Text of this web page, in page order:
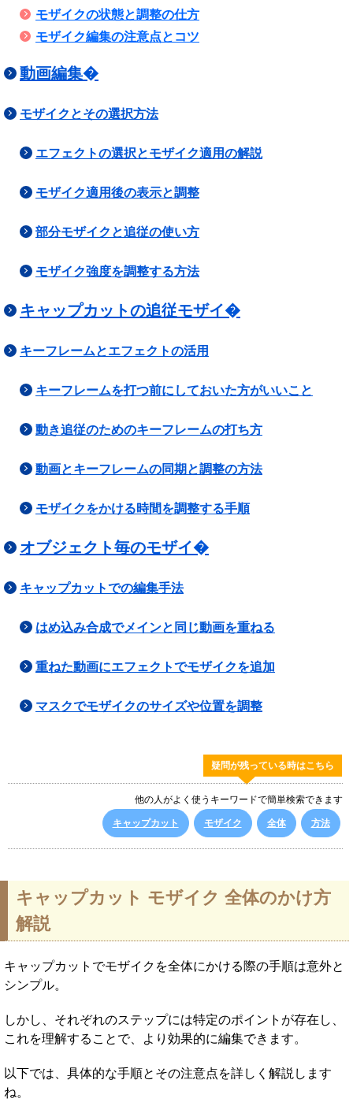
モザイクの状態と調整の仕方
モザイク編集の注意点とコツ
動画編集�
モザイクとその選択方法
エフェクトの選択とモザイク適用の解説
モザイク適用後の表示と調整
部分モザイクと追従の使い方
モザイク強度を調整する方法
キャップカットの追従モザイ�
キーフレームとエフェクトの活用
キーフレームを打つ前にしておいた方がいいこと
動き追従のためのキーフレームの打ち方
動画とキーフレームの同期と調整の方法
モザイクをかける時間を調整する手順
オブジェクト毎のモザイ�
キャップカットでの編集手法
はめ込み合成でメインと同じ動画を重ねる
重ねた動画にエフェクトでモザイクを追加
マスクでモザイクのサイズや位置を調整
疑問が残っている時はこちら
他の人がよく使うキーワードで簡単検索できます
キャップカット モザイク 全体 方法
キャップカット モザイク 全体のかけ方
解説
キャップカットでモザイクを全体にかける際の手順は意外と
シンプル。
しかし、それぞれのステップには特定のポイントが存在し、
これを理解することで、より効果的に編集できます。
以下では、具体的な手順とその注意点を詳しく解説します
ね。